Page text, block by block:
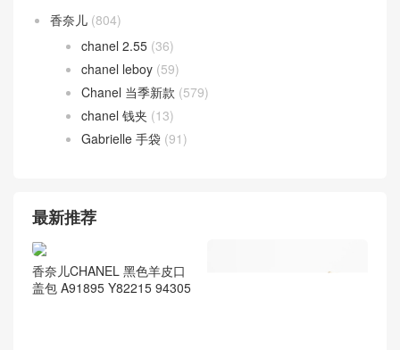
香奈儿 (804)
chanel 2.55 (36)
chanel leboy (59)
Chanel 当季新款 (579)
chanel 钱夹 (13)
Gabrielle 手袋 (91)
最新推荐
香奈儿CHANEL 黑色羊皮口
盖包 A91895 Y82215 94305